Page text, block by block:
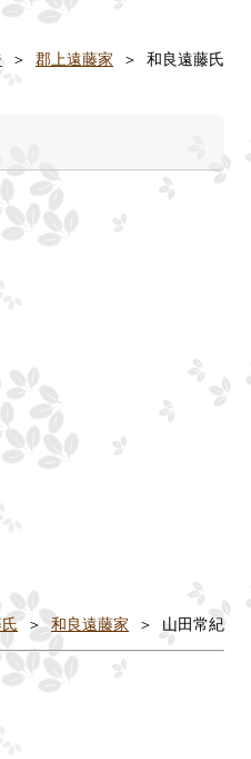
＞ 郡上遠藤家 ＞ 和良遠藤氏
＞ 和良遠藤家 ＞ 山田常紀